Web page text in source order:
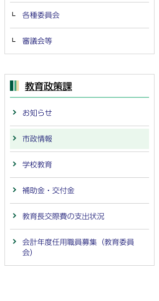
各種委員会
審議会等
教育政策課
お知らせ
市政情報
学校教育
補助金・交付金
教育長交際費の支出状況
会計年度任用職員募集（教育委員
会）